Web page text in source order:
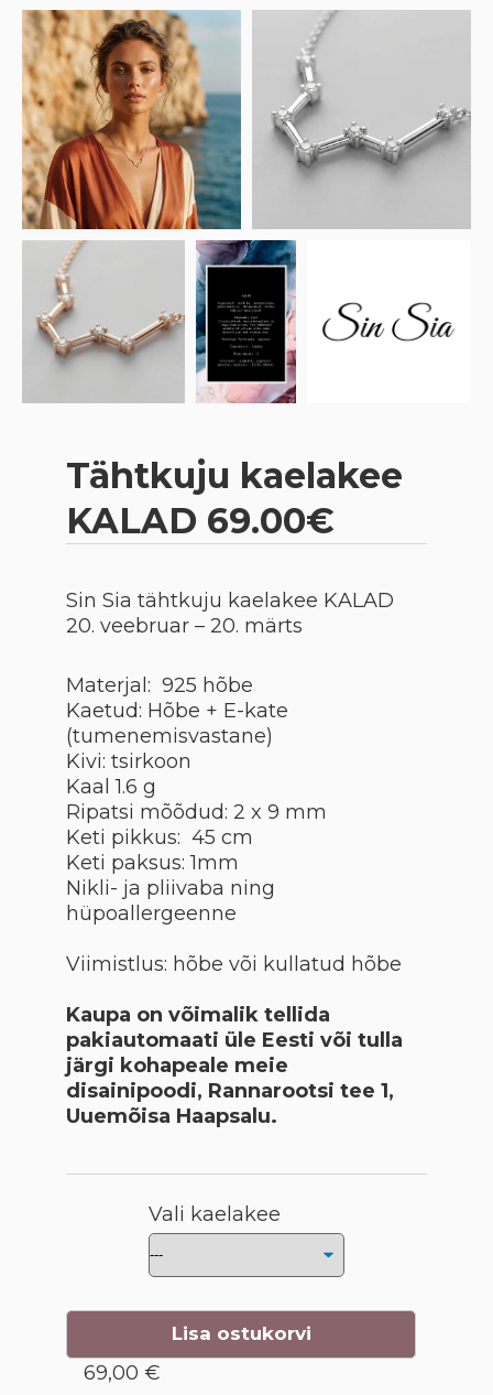
Tähtkuju kaelakee
KALAD 69.00€
Sin Sia tähtkuju kaelakee KALAD
20. veebruar – 20. märts
Materjal: 925 hõbe
Kaetud: Hõbe + E-kate
(tumenemisvastane)
Kivi: tsirkoon
Kaal 1.6 g
Ripatsi mõõdud: 2 x 9 mm
Keti pikkus: 45 cm
Keti paksus: 1mm
Nikli- ja pliivaba ning
hüpoallergeenne
Viimistlus: hõbe või kullatud hõbe
Kaupa on võimalik tellida
pakiautomaati üle Eesti või tulla
järgi kohapeale meie
disainipoodi, Rannarootsi tee 1,
Uuemõisa Haapsalu.
Vali kaelakee
Lisa ostukorvi
69,00 €